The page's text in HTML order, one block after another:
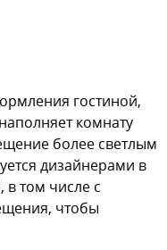
гостиной,
комнату
более светлым
дизайнерами в
том числе с
чтобы